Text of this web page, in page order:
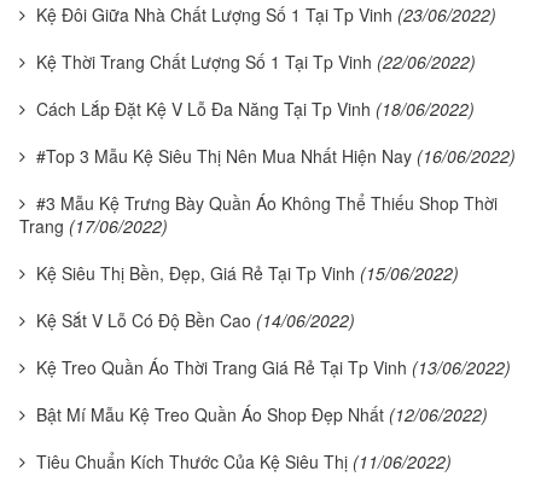
Kệ Đôi Giữa Nhà Chất Lượng Số 1 Tại Tp Vinh (23/06/2022)
Kệ Thời Trang Chất Lượng Số 1 Tại Tp Vinh (22/06/2022)
Cách Lắp Đặt Kệ V Lỗ Đa Năng Tại Tp Vinh (18/06/2022)
#Top 3 Mẫu Kệ Siêu Thị Nên Mua Nhất Hiện Nay (16/06/2022)
#3 Mẫu Kệ Trưng Bày Quần Áo Không Thể Thiếu Shop Thời
Trang (17/06/2022)
Kệ Siêu Thị Bền, Đẹp, Giá Rẻ Tại Tp Vinh (15/06/2022)
Kệ Sắt V Lỗ Có Độ Bền Cao (14/06/2022)
Kệ Treo Quần Áo Thời Trang Giá Rẻ Tại Tp Vinh (13/06/2022)
Bật Mí Mẫu Kệ Treo Quần Áo Shop Đẹp Nhất (12/06/2022)
Tiêu Chuẩn Kích Thước Của Kệ Siêu Thị (11/06/2022)